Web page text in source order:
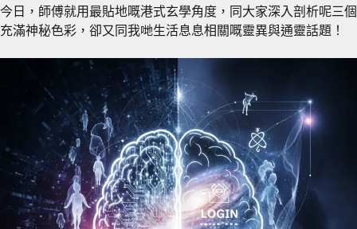
今日，師傅就用最貼地嘅港式玄學角度，同大家深入剖析呢三個
充滿神秘色彩，卻又同我哋生活息息相關嘅靈異與通靈話題！